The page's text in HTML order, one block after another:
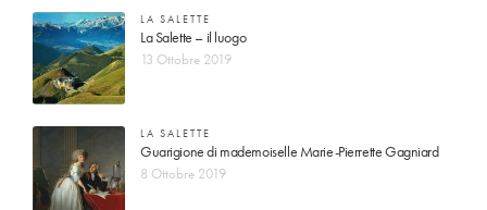
LA SALETTE
La Salette – il luogo
13 Ottobre 2019
LA SALETTE
Guarigione di mademoiselle Marie-Pierrette Gagniard
8 Ottobre 2019